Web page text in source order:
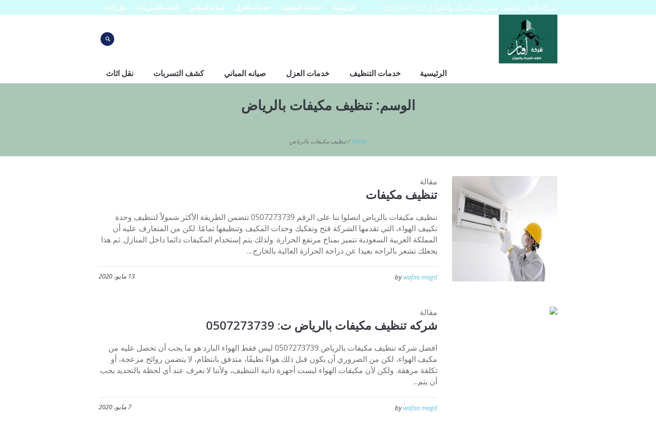
الرئيسية خدمات التنظيف خدمات العزل صيانه المباني كشف التسربات نقل اثاث شركة أفنان لكشف تسربات المياه والعوازل 0553445129
الرئيسية خدمات التنظيف خدمات العزل صيانه المباني كشف التسربات نقل اثاث
الوسم:تنظيف مكيفات بالرياض
Home
/تنظيف مكيفات بالرياض
مقالة
تنظيف مكيفات
تنظيف مكيفات بالرياض اتصلوا بنا على الرقم 0507273739 تتضمن الطريقة الأكثر شمولاً لتنظيف وحدة
تكييف الهواء، التي تقدمها الشركة فتح وتفكيك وحدات المكيف وتنظيفها تمامًا. لكن من المتعارف عليه أن
المملكة العربية السعودية تتميز بمناخ مرتفع الحرارة. ولذلك يتم إستخدام المكيفات دائما داخل المنازل. ثم هذا
يجعلك تشعر بالراحه بعيدا عن دراجة الحرارة العالية بالخارج....
13 مايو، 2020 bywafaa magd
مقالة
شركه تنظيف مكيفات بالرياض ت: 0507273739
افضل شركه تنظيف مكيفات بالرياض 0507273739 ليس فقط الهواء البارد هو ما يجب أن تحصل عليه من
مكيف الهواء، لكن من الضروري أن يكون قبل ذلك هواءً نظيفًا، متدفق بانتظام، لا يتضمن روائح مزعجة، أو
تكلفة مرهقة. ولكن لأن مكيفات الهواء ليست أجهزة ذاتية التنظيف، ولأننا لا نعرف عند أي لحظة بالتحديد يجب
أن يتم...
7 مايو، 2020 bywafaa magd